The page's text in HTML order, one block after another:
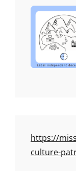
https://
culture-